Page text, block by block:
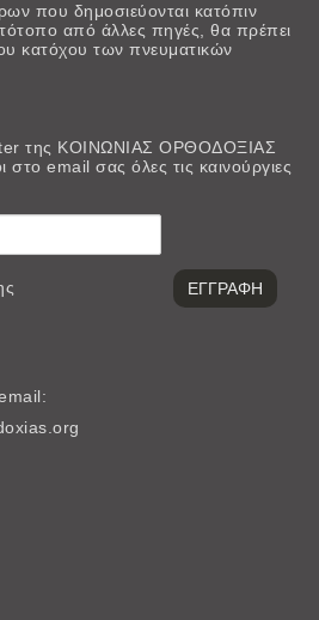
που δημοσιεύονται κατόπιν
από άλλες πηγές, θα πρέπει
κατόχου των πνευματικών
της ΚΟΙΝΩΝΙΑΣ ΟΡΘΟΔΟΞΙΑΣ
στο email σας όλες τις καινούργιες